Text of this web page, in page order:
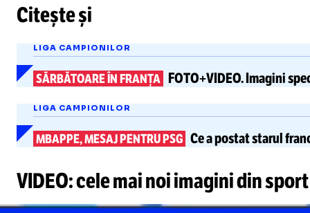
Citește și
LIGA CAMPIONILOR
SĂRBĂTOARE ÎN FRANȚA FOTO+VIDEO.Imagini
LIGA CAMPIONILOR
MBAPPE, MESAJ PENTRU PSG Ce a postat starul
VIDEO: cele mai noi imagini din sport